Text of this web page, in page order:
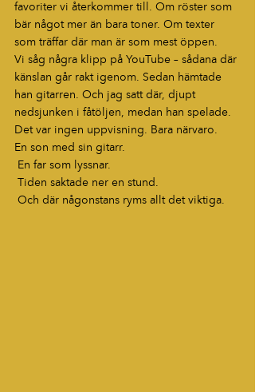
favoriter vi återkommer till. Om röster som
bär något mer än bara toner. Om texter
som träffar där man är som mest öppen.
Vi såg några klipp på YouTube – sådana där
känslan går rakt igenom. Sedan hämtade
han gitarren. Och jag satt där, djupt
nedsjunken i fåtöljen, medan han spelade.
Det var ingen uppvisning. Bara närvaro.
En son med sin gitarr.
En far som lyssnar.
Tiden saktade ner en stund.
Och där någonstans ryms allt det viktiga.